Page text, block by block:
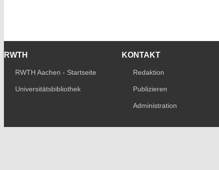
RWTH
RWTH Aachen - Startseite
Universitätsbibliothek
KONTAKT
Redaktion
Publizieren
Administration